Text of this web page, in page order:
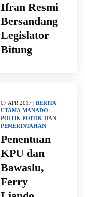
Ifran Resmi
Bersandang
Legislator
Bitung
07 APR 2017 | BERITA
UTAMA MANADO
POITIK POITIK DAN
PEMERINTAHAN
Penentuan
KPU dan
Bawaslu,
Ferry